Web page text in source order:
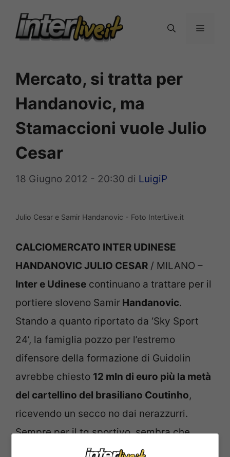
Menu
Mercato, si tratta per
Handanovic, ma
Stamaccioni vuole Julio
Cesar
18 Giugno 2012 - 20:30 di LuigiP
Julio Cesar e Samir Handanovic - Foto InterLive.it
CALCIOMERCATO INTER UDINESE
HANDANOVIC JULIO CESAR / MILANO –
Inter e Udinese continuano a trattare per il
portiere sloveno Samir Handanovic.
Stando a quanto riportato da ‘Sky Sport
24’, la famiglia pozzo per l’estremo
difensore della formazione di Guidolin
avrebbe chiesto 12 mln di euro più la metà
del cartellino del brasiliano Coutinho,
ricevendo un secco no dai nerazzurri.
Sempre per il tg sportivo, sembra che,
nonostante la trattativa tra i due club si